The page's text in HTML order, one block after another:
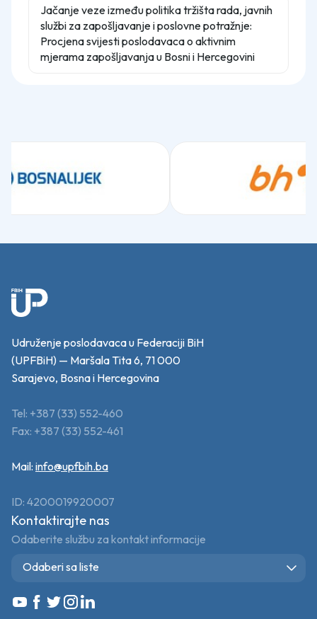
Jačanje veze između politika tržišta rada, javnih
službi za zapošljavanje i poslovne potražnje:
Procjena svijesti poslodavaca o aktivnim
mjerama zapošljavanja u Bosni i Hercegovini
Udruženje poslodavaca u Federaciji BiH
(UPFBiH) — Maršala Tita 6, 71 000
Sarajevo, Bosna i Hercegovina
Tel: +387 (33) 552-460
Fax: +387 (33) 552-461
Mail: info@upfbih.ba
ID: 4200019920007
Kontaktirajte nas
Odaberite službu za kontakt informacije
Odaberi sa liste